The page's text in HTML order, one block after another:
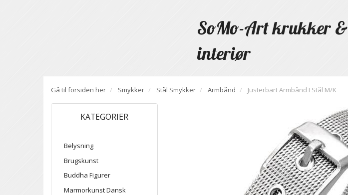
SoMo-Art krukker &
interiør
Gå til forsiden her Smykker Stål Smykker Armbånd Justerbart Armbånd I Stål M/K
KATEGORIER
Belysning
Brugskunst
Buddha Figurer
Marmorkunst Dansk